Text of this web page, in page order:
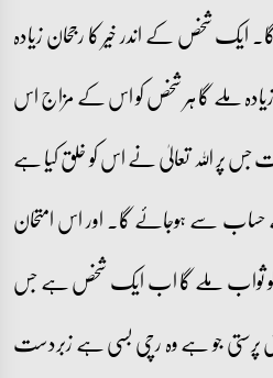
ایک شخص کے اندر خیر کا رجحان زیادہ
زیادہ ملے گا ہر شخص کو اس کے مزاج اس
پر اللہ تعالیٰ نے اس کو خلق کیا ہے
سے ہوجائے گا۔ اور اس امتحان
ملے گا اب ایک شخص ہے جس
پرستی جو ہے وہ رچی بسی ہے زبردست